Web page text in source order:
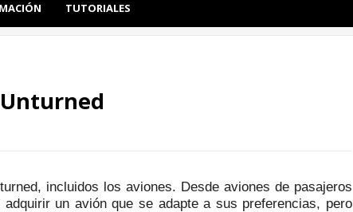
TUTORIALES
incluidos los aviones. Desde aviones de pasajeros
un avión que se adapte a sus preferencias, pero